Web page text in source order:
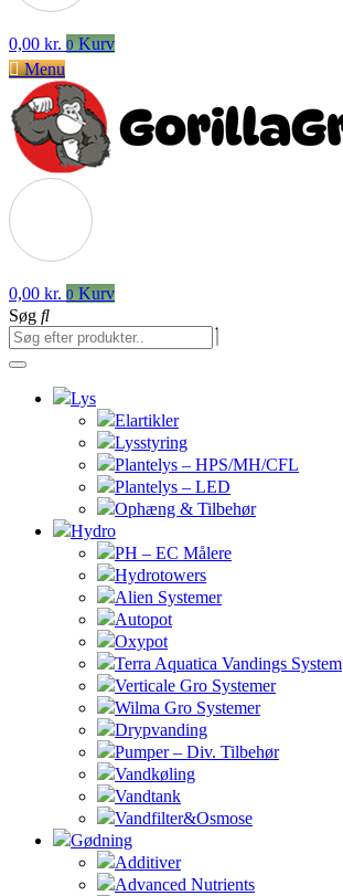
0,00 kr. 0 Kurv
Menu
0,00 kr. 0 Kurv
Søg
Lys
Elartikler
Lysstyring
Plantelys – HPS/MH/CFL
Plantelys – LED
Ophæng & Tilbehør
Hydro
PH – EC Målere
Hydrotowers
Alien Systemer
Autopot
Oxypot
Terra Aquatica Vandings System
Verticale Gro Systemer
Wilma Gro Systemer
Drypvanding
Pumper – Div. Tilbehør
Vandkøling
Vandtank
Vandfilter&Osmose
Gødning
Additiver
Advanced Nutrients